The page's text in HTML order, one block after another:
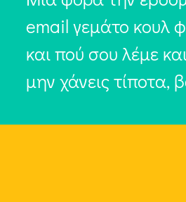
email γεμάτο κουλ
και πού σου λέμε
μην χάνεις